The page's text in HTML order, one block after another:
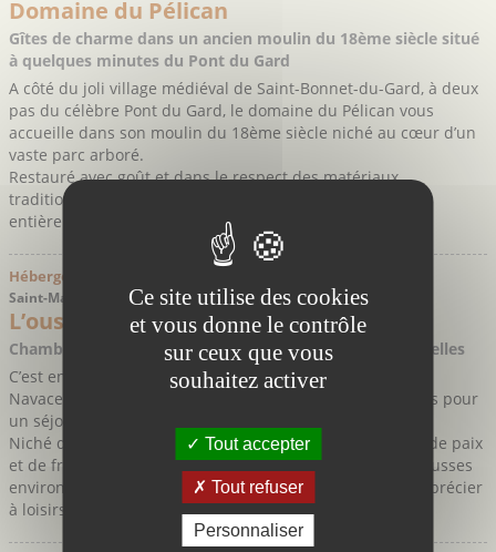
Domaine du Pélican
Gîtes de charme dans un ancien moulin du 18ème siècle situé
à quelques minutes du Pont du Gard
A côté du joli village médiéval de Saint-Bonnet-du-Gard, à deux
pas du célèbre Pont du Gard, le domaine du Pélican vous
accueille dans son moulin du 18ème siècle niché au cœur d’un
vaste parc arboré.
Restauré avec goût et dans le respect des matériaux
traditionnels, le moulin vous accueille dans ses 250m²
entièrement équipés pouvant recevoir de 4 ...
Hébergement > Gîtes et Chambres d'hôte > Montagne
Saint-Maurice-Navacelles - Hérault
L’oustal d’el Passejaïre
Chambres et table d’hôtes au cœur du Cirque de Navacelles
C’est en plein cœur du site exceptionnel du Cirque de
Navacelles, que L’oustal d’el Passejaïre accueille ses hôtes pour
un séjour dans un cadre hors du commun.
Niché dans le pittoresque hameau de Navacelles, havre de paix
et de fraicheur qui tranche avec l’aridité minérale des causses
environnants, la maison d’hôte permet aux visiteurs d’apprécier
à loisirs l’époustouflant ...
Ce site utilise des cookies
et vous donne le contrôle
sur ceux que vous
souhaitez activer
Tout accepter
Tout refuser
Personnaliser